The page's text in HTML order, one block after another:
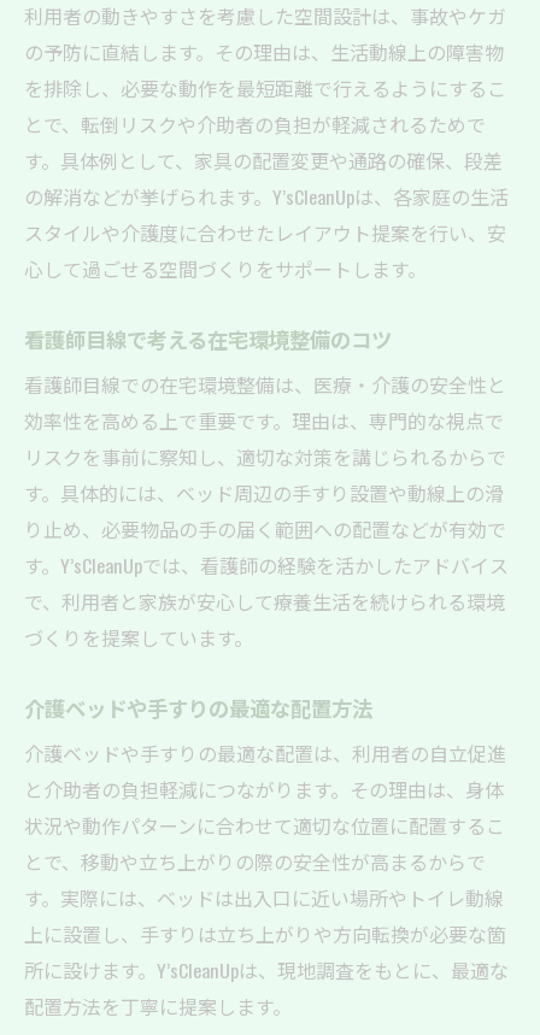
利用者の動きやすさを考慮した空間設計は、事故やケガ
の予防に直結します。その理由は、生活動線上の障害物
を排除し、必要な動作を最短距離で行えるようにするこ
とで、転倒リスクや介助者の負担が軽減されるためで
す。具体例として、家具の配置変更や通路の確保、段差
の解消などが挙げられます。Y’sCleanUpは、各家庭の生活
スタイルや介護度に合わせたレイアウト提案を行い、安
心して過ごせる空間づくりをサポートします。
看護師目線で考える在宅環境整備のコツ
看護師目線での在宅環境整備は、医療・介護の安全性と
効率性を高める上で重要です。理由は、専門的な視点で
リスクを事前に察知し、適切な対策を講じられるからで
す。具体的には、ベッド周辺の手すり設置や動線上の滑
り止め、必要物品の手の届く範囲への配置などが有効で
す。Y’sCleanUpでは、看護師の経験を活かしたアドバイス
で、利用者と家族が安心して療養生活を続けられる環境
づくりを提案しています。
介護ベッドや手すりの最適な配置方法
介護ベッドや手すりの最適な配置は、利用者の自立促進
と介助者の負担軽減につながります。その理由は、身体
状況や動作パターンに合わせて適切な位置に配置するこ
とで、移動や立ち上がりの際の安全性が高まるからで
す。実際には、ベッドは出入口に近い場所やトイレ動線
上に設置し、手すりは立ち上がりや方向転換が必要な箇
所に設けます。Y’sCleanUpは、現地調査をもとに、最適な
配置方法を丁寧に提案します。